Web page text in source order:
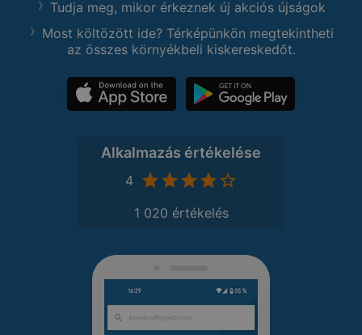
Tudja meg, mikor érkeznek új akciós újságok
Most költözött ide? Térképünkön megtekintheti
az összes környékbeli kiskereskedőt.
Alkalmazás értékelése
4
1 020 értékelés